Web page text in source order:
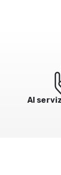
Al